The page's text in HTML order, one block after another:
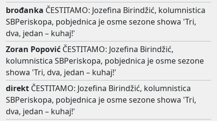
brođanka ČESTITAMO: Jozefina Birindžić, kolumnistica
SBPeriskopa, pobjednica je osme sezone showa 'Tri,
dva, jedan – kuhaj!'
Zoran Popović ČESTITAMO: Jozefina Birindžić,
kolumnistica SBPeriskopa, pobjednica je osme sezone
showa 'Tri, dva, jedan – kuhaj!'
direkt ČESTITAMO: Jozefina Birindžić, kolumnistica
SBPeriskopa, pobjednica je osme sezone showa 'Tri,
dva, jedan – kuhaj!'